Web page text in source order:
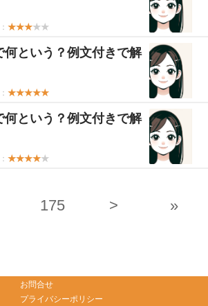
★★★★★
何という？例文付きで解
★★★★★
何という？例文付きで解
★★★★★
175 > »
お問合せ
プライバシーポリシー